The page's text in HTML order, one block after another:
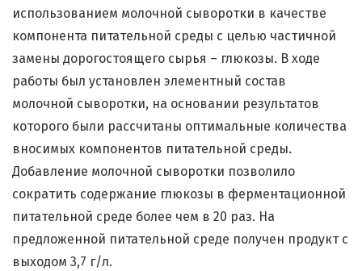
использованием молочной сыворотки в качестве
компонента питательной среды с целью частичной
замены дорогостоящего сырья – глюкозы. В ходе
работы был установлен элементный состав
молочной сыворотки, на основании результатов
которого были рассчитаны оптимальные количества
вносимых компонентов питательной среды.
Добавление молочной сыворотки позволило
сократить содержание глюкозы в ферментационной
питательной среде более чем в 20 раз. На
предложенной питательной среде получен продукт с
выходом 3,7 г/л.